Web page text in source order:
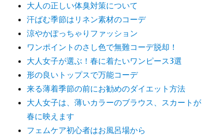
大人の正しい体臭対策について
汗ばむ季節はリネン素材のコーデ
涼やかぽっちゃりファッション
ワンポイントのさし色で無難コーデ脱却！
大人女子が選ぶ！春に着たいワンピース3選
形の良いトップスで万能コーデ
来る薄着季節の前にお勧めのダイエット方法
大人女子は、薄いカラーのブラウス、スカートが
春に映えます
フェムケア初心者はお風呂場から